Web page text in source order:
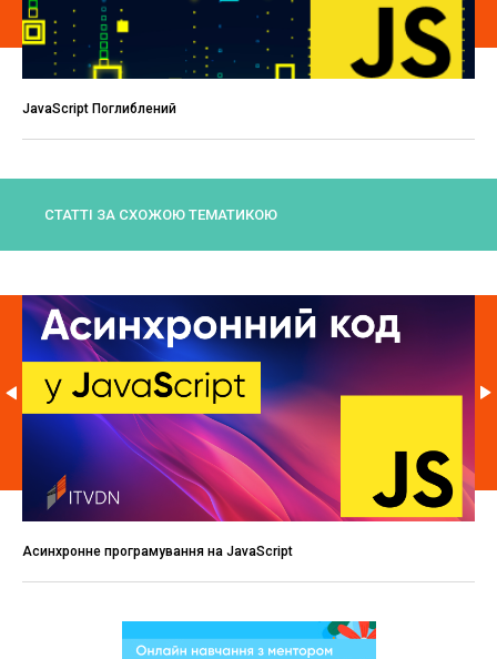
JavaScript Поглиблений
СТАТТІ ЗА СХОЖОЮ ТЕМАТИКОЮ
Асинхронне програмування на JavaScript